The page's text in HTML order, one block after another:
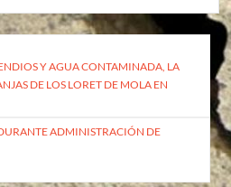
Y AGUA CONTAMINADA, LA
DE LOS LORET DE MOLA EN
ADMINISTRACIÓN DE